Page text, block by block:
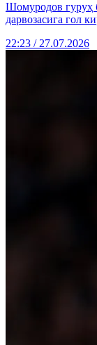
Шомуродов гуруҳ
дарвозасига гол
22:23 / 27.07.2026